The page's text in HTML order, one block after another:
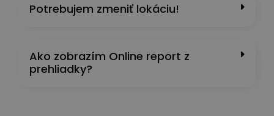
Potrebujem zmeniť lokáciu!
Ako zobrazím Online report z
prehliadky?